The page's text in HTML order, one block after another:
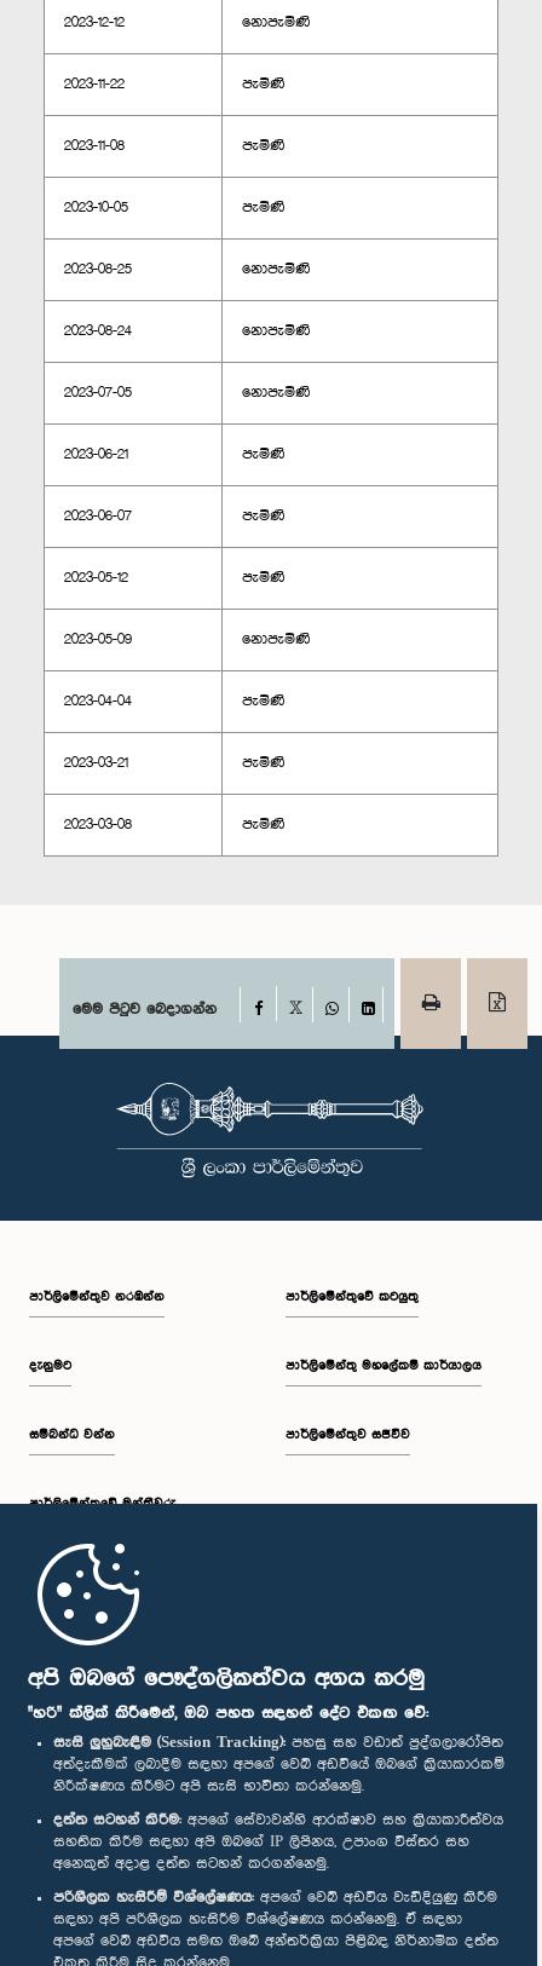
අපි ඔබගේ පෞද්ගලිකත්වය අගය කරමු
"හරි" ක්ලික් කිරීමෙන්, ඔබ පහත සඳහන් දේට එකඟ වේ:
සැසි ලුහුබැඳීම (Session Tracking): පහසු සහ වඩාත් පුද්ගලාරෝපිත
අත්දැකීමක් ලබාදීම සඳහා අපගේ වෙබ් අඩවියේ ඔබගේ ක්‍රියාකාරකම්
නිරීක්ෂණය කිරීමට අපි සැසි භාවිතා කරන්නෙමු.
දත්ත සටහන් කිරීම: අපගේ සේවාවන්හි ආරක්ෂාව සහ ක්‍රියාකාරීත්වය
සහතික කිරීම සඳහා අපි ඔබගේ IP ලිපිනය, උපාංග විස්තර සහ
අනෙකුත් අදාළ දත්ත සටහන් කරගන්නෙමු.
පරිශීලක හැසිරීම් විශ්ලේෂණය: අපගේ වෙබ් අඩවිය වැඩිදියුණු කිරීම
සඳහා අපි පරිශීලක හැසිරීම විශ්ලේෂණය කරන්නෙමු. ඒ සඳහා
අපගේ වෙබ් අඩවිය සමඟ ඔබේ අන්තර්ක්‍රියා පිළිබඳ නිර්නාමික දත්ත
2023-12-12 නොපැමිණි
2023-11-22 පැමිණි
2023-11-08 පැමිණි
2023-10-05 පැමිණි
2023-08-25 නොපැමිණි
2023-08-24 නොපැමිණි
2023-07-05 නොපැමිණි
2023-06-21 පැමිණි
2023-06-07 පැමිණි
2023-05-12 පැමිණි
2023-05-09 නොපැමිණි
2023-04-04 පැමිණි
2023-03-21 පැමිණි
2023-03-08 පැමිණි
මෙම පිටුව බෙදාගන්න Facebook
WhatsAppLinkedIn
පාර්ලි‌මේන්තුව නරඹන්න
දැනුමට
සම්බන්ධ වන්න
පාර්ලි‌මේන්තුවේ මන්ත්‍රීවරු
මුල් පිටුව
පාර්ලිමේන්තුවේ කටයුතු
පාර්ලිමේන්තු මහලේකම් කාර්යාලය
පාර්ලිමේන්තුව සජීවීව
පාර්ලිමේන්තු ජංගම යෙදුම
අප හා සම්බන්ධ වී සිටින්න :
සම්මාන
පෞද්ගලිකත්ව ප්‍රතිපත්තිය